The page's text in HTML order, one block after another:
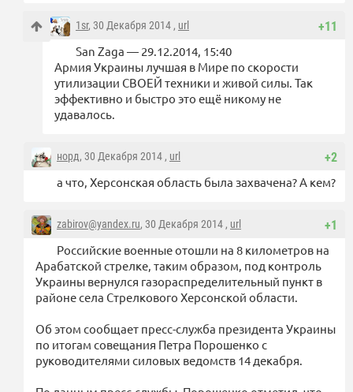
+11
1sr, 30 Декабря 2014 , url
San Zaga — 29.12.2014, 15:40
Армия Украины лучшая в Мире по скорости
утилизации СВОЕЙ техники и живой силы. Так
эффективно и быстро это ещё никому не
удавалось.
+2
норд, 30 Декабря 2014 , url
а что, Херсонская область была захвачена? А кем?
+1
zabirov@yandex.ru, 30 Декабря 2014 , url
Российские военные отошли на 8 километров на
Арабатской стрелке, таким образом, под контроль
Украины вернулся газораспределительный пункт в
районе села Стрелкового Херсонской области.
Об этом сообщает пресс-служба президента Украины
по итогам совещания Петра Порошенко с
руководителями силовых ведомств 14 декабря.